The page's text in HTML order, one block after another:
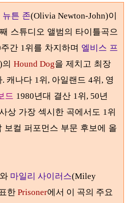
뉴튼 존(Olivia Newton-John)이
스튜디오 앨범의 타이틀곡으
주간 1위를 차지하며 엘비스 프
의 Hound Dog을 제치고 최장
. 캐나다 1위, 아일랜드 4위, 영
드 1980년대 결산 1위, 50년
상 가장 섹시한 곡에서도 1위
보컬 퍼포먼스 부문 후보에 올
마일리 사이러스(Miley
한 Prisoner에서 이 곡의 주요